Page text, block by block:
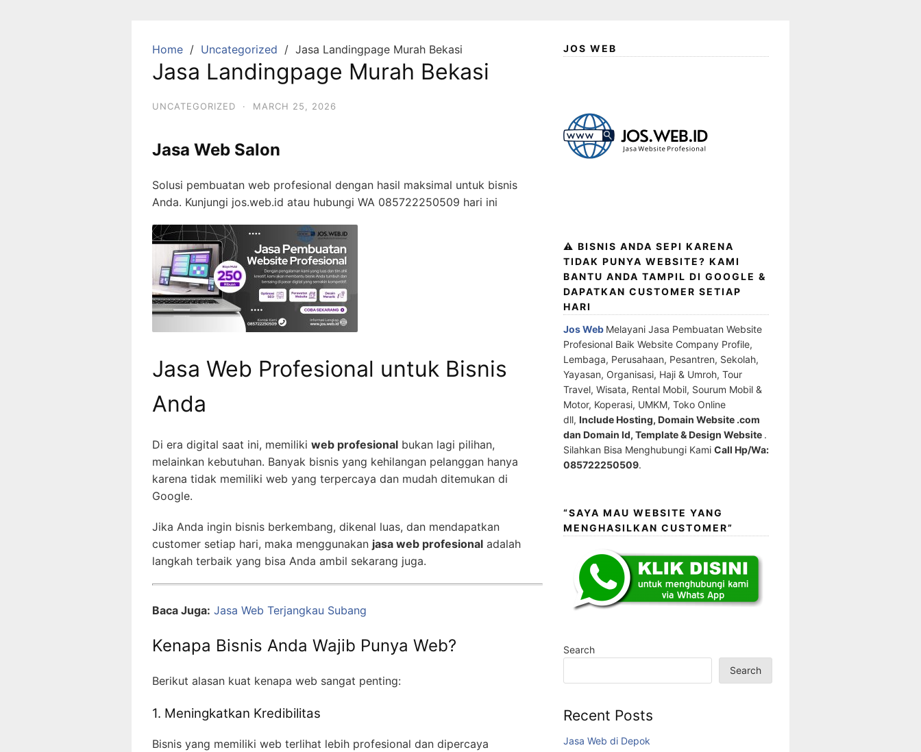
Home Uncategorized Jasa Landingpage Murah Bekasi
Jasa Landingpage Murah Bekasi
UNCATEGORIZED · MARCH 25, 2026
Jasa Web Salon
Solusi pembuatan web profesional dengan hasil maksimal untuk bisnis
Anda. Kunjungi jos.web.id atau hubungi WA 085722250509 hari ini
Jasa Web Profesional untuk Bisnis
Anda
Di era digital saat ini, memiliki web profesional bukan lagi pilihan,
melainkan kebutuhan. Banyak bisnis yang kehilangan pelanggan hanya
karena tidak memiliki web yang terpercaya dan mudah ditemukan di
Google.
Jika Anda ingin bisnis berkembang, dikenal luas, dan mendapatkan
customer setiap hari, maka menggunakan jasa web profesional adalah
langkah terbaik yang bisa Anda ambil sekarang juga.
Baca Juga: Jasa Web Terjangkau Subang
Kenapa Bisnis Anda Wajib Punya Web?
Berikut alasan kuat kenapa web sangat penting:
1. Meningkatkan Kredibilitas
Bisnis yang memiliki web terlihat lebih profesional dan dipercaya
JOS WEB
⚠️ BISNIS ANDA SEPI KARENA
TIDAK PUNYA WEBSITE? KAMI
BANTU ANDA TAMPIL DI GOOGLE &
DAPATKAN CUSTOMER SETIAP
HARI
Jos Web Melayani Jasa Pembuatan Website
Profesional Baik Website Company Profile,
Lembaga, Perusahaan, Pesantren, Sekolah,
Yayasan, Organisasi, Haji & Umroh, Tour
Travel, Wisata, Rental Mobil, Sourum Mobil &
Motor, Koperasi, UMKM, Toko Online
dll, Include Hosting, Domain Website .com
dan Domain Id, Template & Design Website .
Silahkan Bisa Menghubungi Kami Call Hp/Wa:
085722250509.
“SAYA MAU WEBSITE YANG
MENGHASILKAN CUSTOMER”
Search
Search
Recent Posts
Jasa Web di Depok